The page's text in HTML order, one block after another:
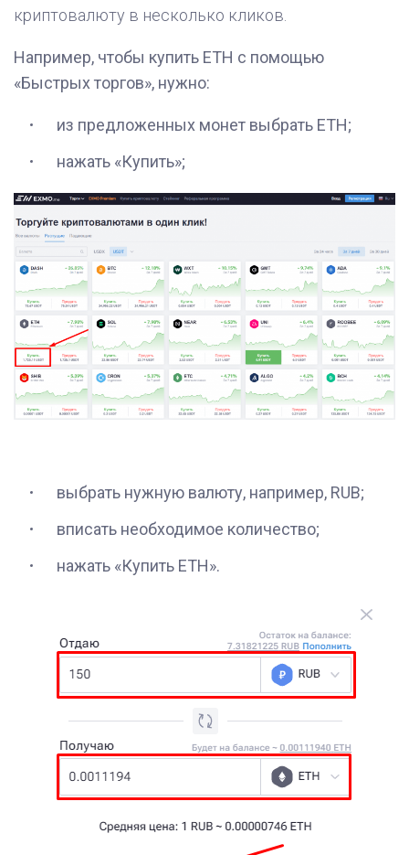
криптовалюту в несколько кликов.
Например, чтобы купить ETH с помощью
«‎Быстрых торгов», нужно:
из предложенных монет выбрать ETH;
нажать «‎Купить»;
выбрать нужную валюту, например, RUB;
вписать необходимое количество;
нажать «‎Купить ETH».